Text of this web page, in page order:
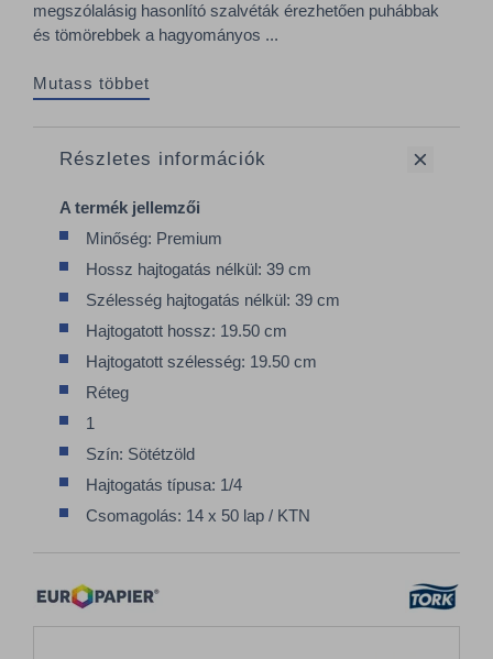
megszólalásig hasonlító szalvéták érezhetően puhábbak
és tömörebbek a hagyományos ...
Mutass többet
Részletes információk
A termék jellemzői
Minőség: Premium
Hossz hajtogatás nélkül: 39 cm
Szélesség hajtogatás nélkül: 39 cm
Hajtogatott hossz: 19.50 cm
Hajtogatott szélesség: 19.50 cm
Réteg
1
Szín: Sötétzöld
Hajtogatás típusa: 1/4
Csomagolás: 14 x 50 lap / KTN